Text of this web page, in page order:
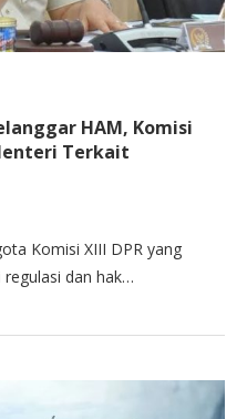
HAM, Komisi
Terkait
Komisi XIII DPR yang
dan hak…